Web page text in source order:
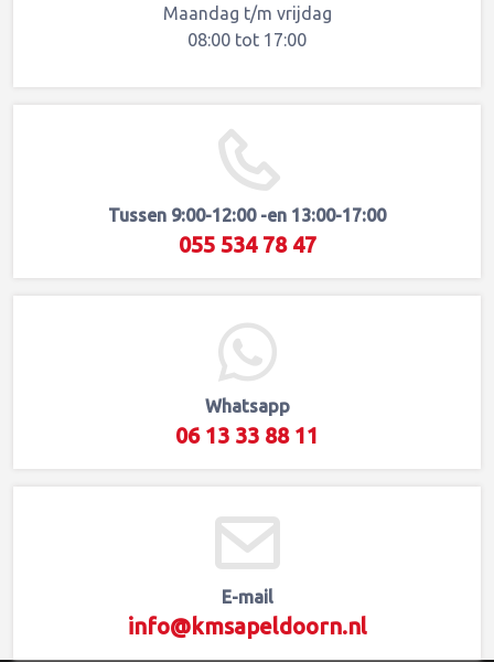
Maandag t/m vrijdag
08:00 tot 17:00
Tussen 9:00-12:00 -en 13:00-17:00
055 534 78 47
Whatsapp
06 13 33 88 11
E-mail
info@kmsapeldoorn.nl